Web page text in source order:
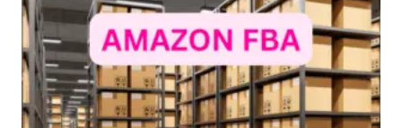
E
C
O
M
M
E
च्या
भ
वि
ष्या
त